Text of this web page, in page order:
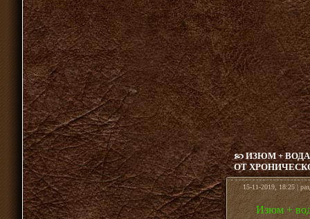
ИЗЮМ +
ОТ
15-11-2019, 18:25 |
Изюм +